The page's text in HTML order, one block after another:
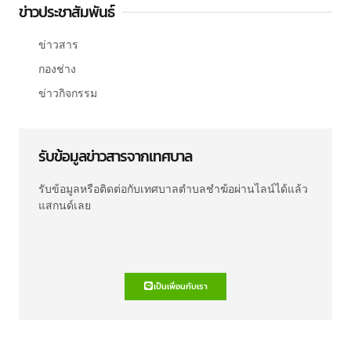
ข่าวประชาสัมพันธ์
ข่าวสาร
กองช่าง
ข่าวกิจกรรม
รับข้อมูลข่าวสารจากเทศบาล
รับข้อมูลหรือติดต่อกับเทศบาลตำบลชำฆ้อผ่านไลน์ได้แล้ว
แสกนด์เลย
เป็นเพื่อนกับเรา